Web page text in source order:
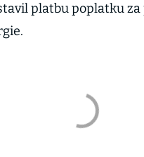
platbu poplatku za